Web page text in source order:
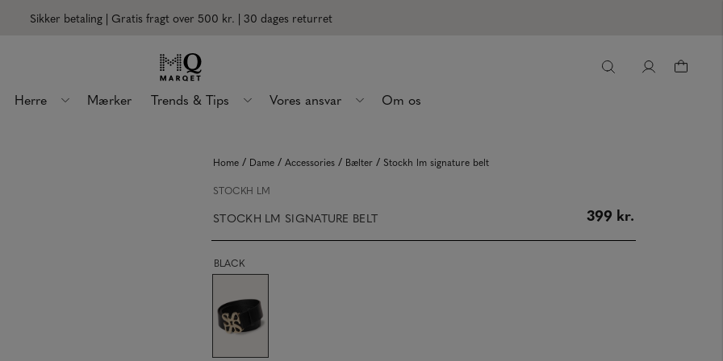
Sikker betaling | Gratis fragt over 500 kr. | 30 dages returret
Herre Mærker Trends & Tips Vores ansvar Om os
Home / Dame / Accessories / Bælter / Stockh lm signature belt
STOCKH LM
STOCKH LM SIGNATURE BELT 399 kr.
BLACK